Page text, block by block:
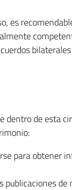
es
dentro de esta
para obtener
publicaciones